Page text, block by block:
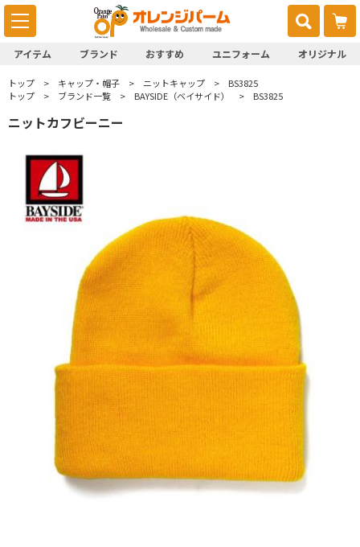
アイテム ブランド おすすめ ユニフォーム オリジナル
トップ キャップ・帽子 ニットキャップ
BS3825
トップ
ブランド一覧 BAYSIDE（ベイサイド） BS3825
ニットカフビーニー